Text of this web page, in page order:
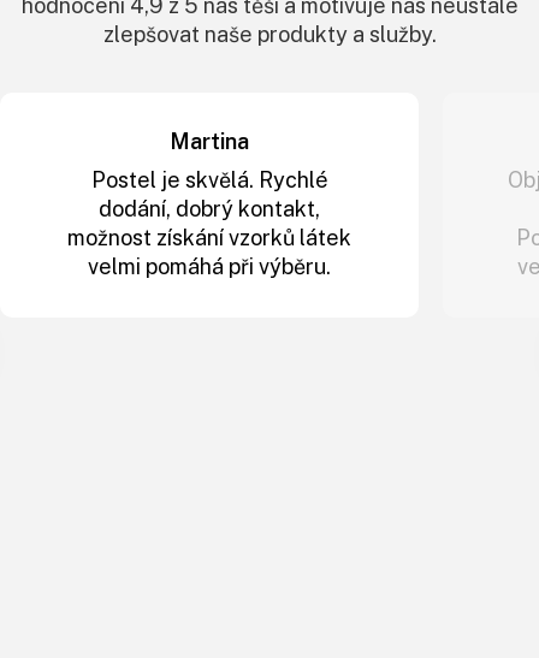
hodnocení 4,9 z 5 nás těší a motivuje nás neustále
zlepšovat naše produkty a služby.
Martina
Postel je skvělá. Rychlé
dodání, dobrý kontakt,
možnost získání vzorků látek
velmi pomáhá při výběru.